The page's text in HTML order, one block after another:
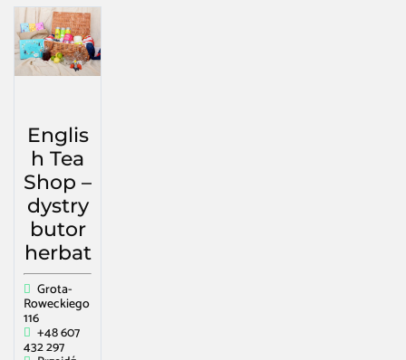
Englis
h Tea
Shop –
dystry
butor
herbat
Grota-
Roweckiego
116
+48 607
432 297